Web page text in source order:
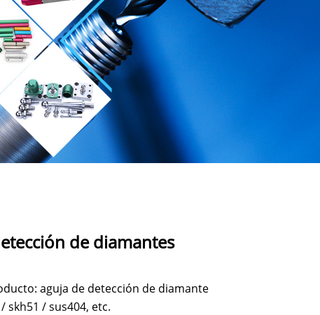
de diamantes
aguja de detección de diamante
skh51 / sus404, etc.